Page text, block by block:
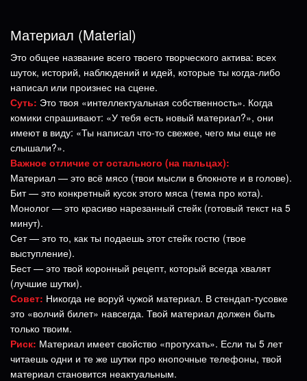
Материал (Material)
Это общее название всего твоего творческого актива: всех
шуток, историй, наблюдений и идей, которые ты когда-либо
написал или произнес на сцене.
Суть: Это твоя «интеллектуальная собственность». Когда
комики спрашивают: «У тебя есть новый материал?», они
имеют в виду: «Ты написал что-то свежее, чего мы еще не
слышали?».
Важное отличие от остального (на пальцах):
Материал — это всё мясо (твои мысли в блокноте и в голове).
Бит — это конкретный кусок этого мяса (тема про кота).
Монолог — это красиво нарезанный стейк (готовый текст на 5
минут).
Сет — это то, как ты подаешь этот стейк гостю (твое
выступление).
Бест — это твой коронный рецепт, который всегда хвалят
(лучшие шутки).
Совет: Никогда не воруй чужой материал. В стендап-тусовке
это «волчий билет» навсегда. Твой материал должен быть
только твоим.
Риск: Материал имеет свойство «протухать». Если ты 5 лет
читаешь одни и те же шутки про кнопочные телефоны, твой
материал становится неактуальным.